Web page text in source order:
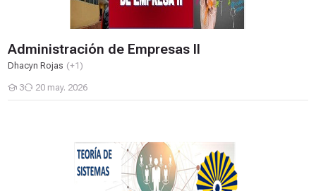
Administración de Empresas II
Dhacyn Rojas (+1)
3
Estudiantes
20 may. 2026
Teoría de Sistemas